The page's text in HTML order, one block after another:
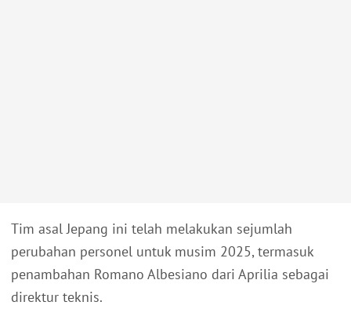
Tim asal Jepang ini telah melakukan sejumlah
perubahan personel untuk musim 2025, termasuk
penambahan Romano Albesiano dari Aprilia sebagai
direktur teknis.